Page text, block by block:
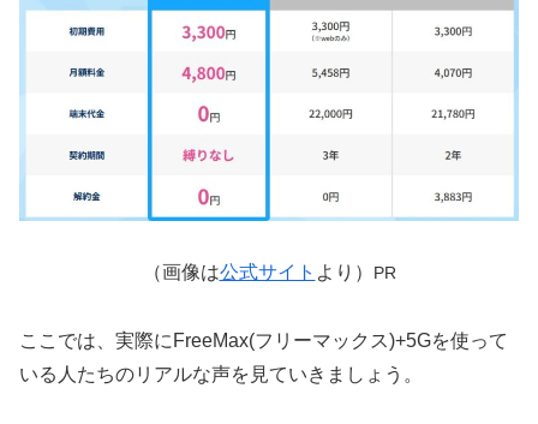
（画像は公式サイト より） PR
ここでは、実際にFreeMax(フリーマックス)+5Gを使って
いる人たちのリアルな声を見ていきましょう。